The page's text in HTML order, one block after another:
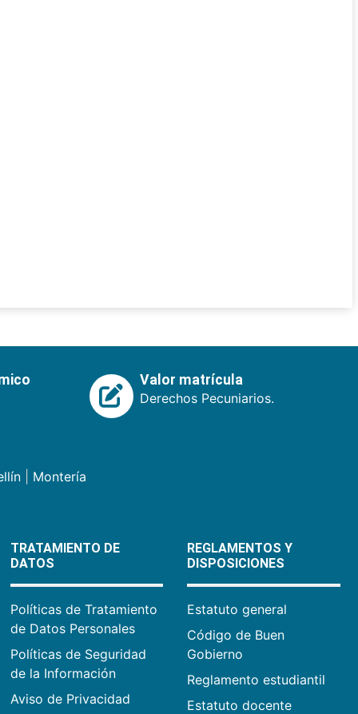
Valor matrícula
Derechos Pecuniarios.
| Montería
TRATAMIENTO DE
DATOS
Políticas de Tratamiento
de Datos Personales
Políticas de Seguridad
de la Información
Aviso de Privacidad
REGLAMENTOS Y
DISPOSICIONES
Estatuto general
Código de Buen
Gobierno
Reglamento estudiantil
Estatuto docente